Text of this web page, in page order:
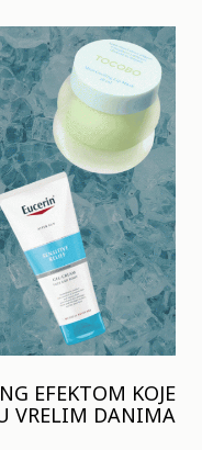
EFEKTOM KOJE
VRELIM DANIMA